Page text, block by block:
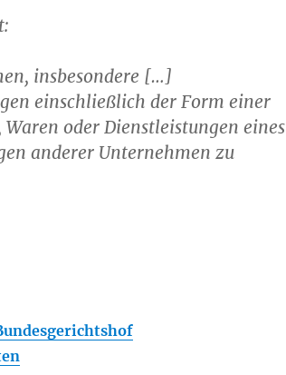
insbesondere […]
einschließlich der Form einer
oder Dienstleistungen eines
anderer Unternehmen zu